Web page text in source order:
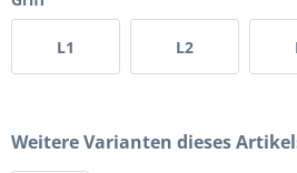
L1 L2
Weitere Varianten dieses